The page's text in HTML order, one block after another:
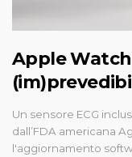
Apple
Un sensore ECG
dall’FDA americana
l'aggiornamento